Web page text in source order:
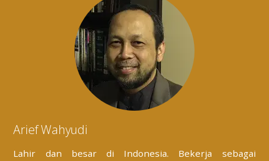
Arief Wahyudi
Lahir dan besar di Indonesia. Bekerja sebagai